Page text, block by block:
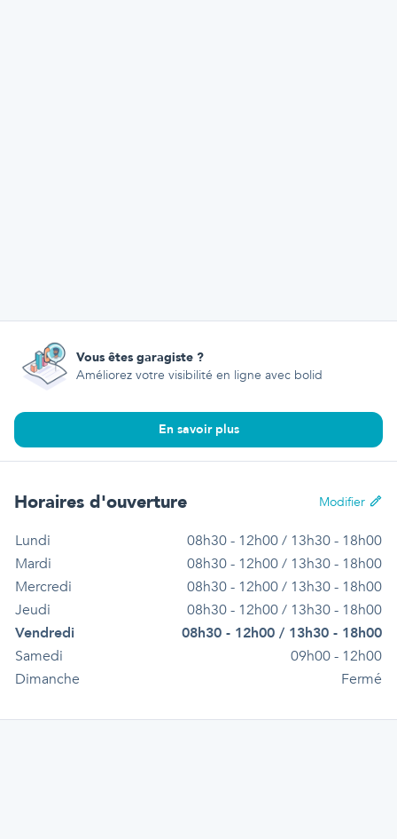
Vous êtes garagiste ?
Améliorez votre visibilité en ligne avec bolid
En savoir plus
Horaires d'ouverture Modifier
Lundi
08h30 - 12h00 / 13h30 - 18h00
Mardi
08h30 - 12h00 / 13h30 - 18h00
Mercredi
08h30 - 12h00 / 13h30 - 18h00
Jeudi
08h30 - 12h00 / 13h30 - 18h00
Vendredi
08h30 - 12h00 / 13h30 - 18h00
Samedi
09h00 - 12h00
Dimanche
Fermé